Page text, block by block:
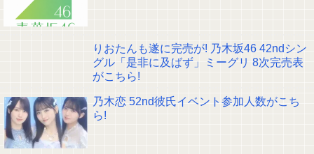
りおたんも遂に完売が! 乃木坂46 42ndシン
グル「是非に及ばず」ミーグリ 8次完売表
がこちら!
乃木恋 52nd彼氏イベント参加人数がこち
ら!